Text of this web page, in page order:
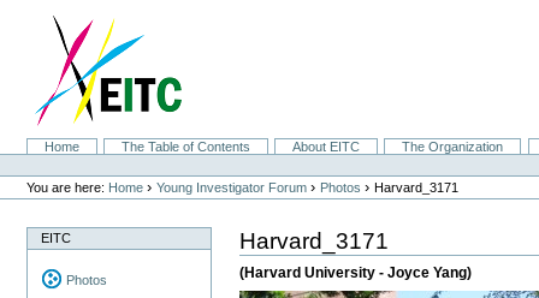
navigation
SectionsHome The Table of Contents About EITC
The Organization
Personal
tools
You are here: Home ›Young Investigator Forum › Photos ›Harvard_3171
EITC
Photos
Harvard_3171
(Harvard University - Joyce Yang)